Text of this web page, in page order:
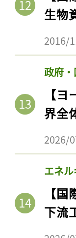
生物
2016/
政府
【
界全
2026/
エネ
【
下流